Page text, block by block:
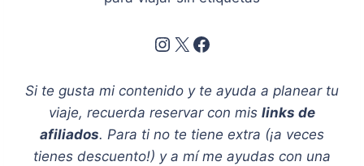
Instagram X Facebook
Si te gusta mi contenido y te ayuda a planear tu
viaje, recuerda reservar con mis links de
afiliados. Para ti no te tiene extra (¡a veces
tienes descuento!) y a mí me ayudas con una